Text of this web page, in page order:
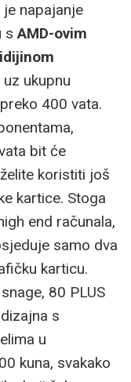
napajanje
sAMD-ovim
uz ukupnu
400 vata.
bit će
koristiti još
kartice. Stoga
end računala,
samo dva
karticu.
80 PLUS
s
u
kuna, svakako